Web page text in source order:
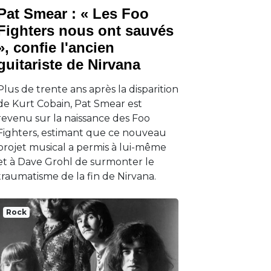
Smear : « Les Foo
nous ont sauvés
confie l'ancien
de Nirvana
de trente ans après la disparition
Kurt Cobain, Pat Smear est
sur la naissance des Foo
estimant que ce nouveau
musical a permis à lui-même
à Dave Grohl de surmonter le
de la fin de Nirvana.
Rock